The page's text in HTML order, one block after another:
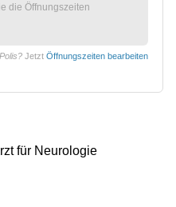
die Öffnungszeiten
Jetzt Öffnungszeiten bearbeiten
für Neurologie